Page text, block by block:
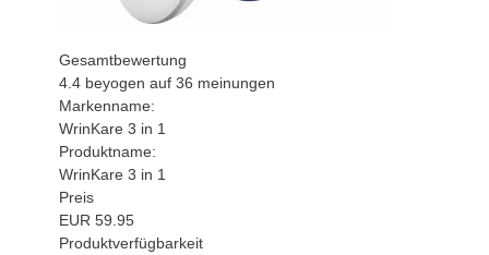
Gesamtbewertung
4.4 beyogen auf36 meinungen
Markenname:
WrinKare 3 in 1
Produktname:
WrinKare 3 in 1
Preis
EUR 59.95
Produktverfügbarkeit